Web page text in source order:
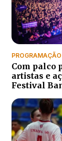
PROGRAMAÇÃO
Com palco
artistas e
Festival